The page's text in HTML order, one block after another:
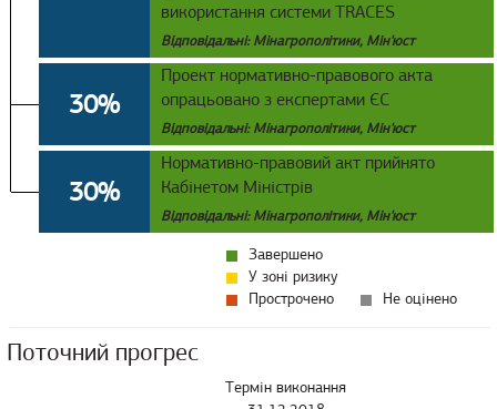
використання системи TRACES
Відповідальні: Мінагрополітики, Мін'юст
30%
Проект нормативно-правового акта
опрацьовано з експертами ЄС
Відповідальні: Мінагрополітики, Мін'юст
30%
Нормативно-правовий акт прийнято
Кабінетом Міністрів
Відповідальні: Мінагрополітики, Мін'юст
Завершено
У зоні ризику
Прострочено
Не оцінено
Поточний прогрес
Термін виконання